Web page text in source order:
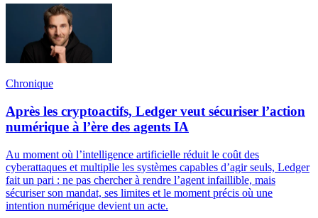
Chronique
Après les cryptoactifs, Ledger veut sécuriser l’action
numérique à l’ère des agents IA
Au moment où l’intelligence artificielle réduit le coût des
cyberattaques et multiplie les systèmes capables d’agir seuls, Ledger
fait un pari : ne pas chercher à rendre l’agent infaillible, mais
sécuriser son mandat, ses limites et le moment précis où une
intention numérique devient un acte.